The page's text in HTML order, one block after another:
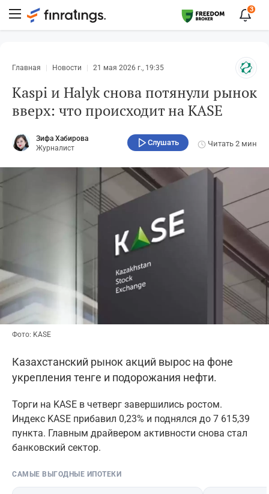
3
Главная Новости 21 мая 2026 г., 19:35
Kaspi и Halyk снова потянули рынок
вверх: что происходит на KASE
Зифа Хабирова
Журналист
Слушать Читать 2 мин
Фото: KASE
Казахстанский рынок акций вырос на фоне
укрепления тенге и подорожания нефти.
Торги на KASE в четверг завершились ростом.
Индекс KASE прибавил 0,23% и поднялся до 7 615,39
пункта. Главным драйвером активности снова стал
банковский сектор.
САМЫЕ ВЫГОДНЫЕ ИПОТЕКИ